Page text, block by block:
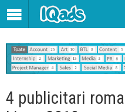
4 publicitari